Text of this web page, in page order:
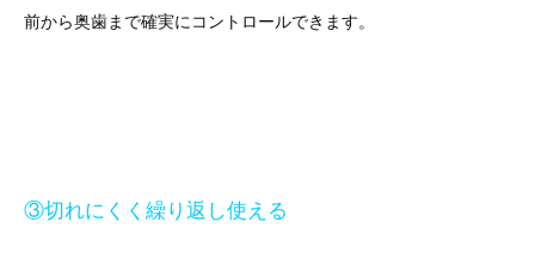
前から奥歯まで確実にコントロールできます。
③切れにくく繰り返し使える